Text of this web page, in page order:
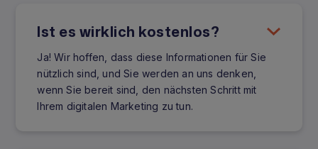
Ist es wirklich kostenlos?
Ja! Wir hoffen, dass diese Informationen für Sie
nützlich sind, und Sie werden an uns denken,
wenn Sie bereit sind, den nächsten Schritt mit
Ihrem digitalen Marketing zu tun.